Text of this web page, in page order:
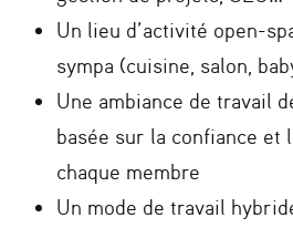
Un lieu d’activité open-
sympa (cuisine, salon,
Une ambiance de travail
basée sur la confiance et
chaque membre
Un mode de travail